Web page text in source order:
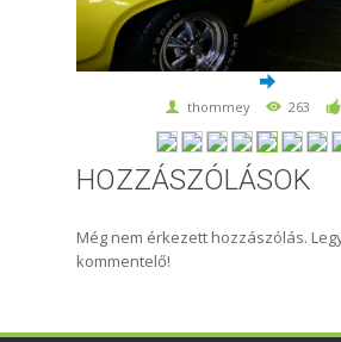
thommey 263
HOZZÁSZÓLÁSOK
Még nem érkezett hozzászólás.
kommentelő!